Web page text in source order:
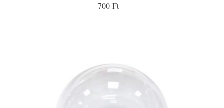
700 Ft